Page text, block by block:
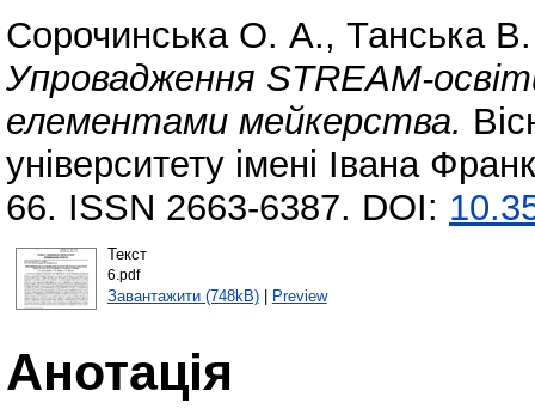
Сорочинська О. А., Танська
Упровадження STREAM-
елементами мейкерства.
університету імені Івана
66. ISSN 2663-6387. DOI:
Текст
6.pdf
Завантажити (748kB)| Preview
Анотація